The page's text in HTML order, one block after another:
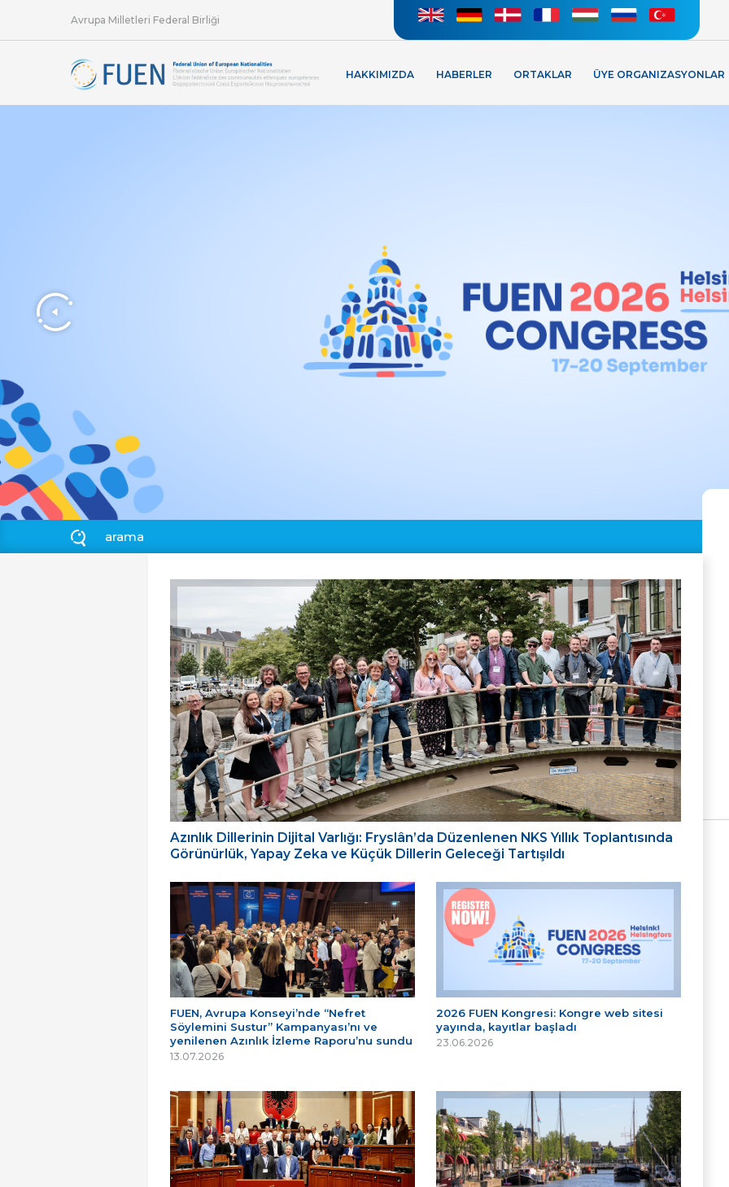
Avrupa Milletleri Federal Birliği
HAKKIMIZDA HABERLER ORTAKLAR ÜYE ORGANIZASYONLAR
Azınlık Dillerinin Dijital Varlığı: Fryslân’da Düzenlenen NKS Yıllık Toplantısında
Görünürlük, Yapay Zeka ve Küçük Dillerin Geleceği Tartışıldı
FUEN, Avrupa Konseyi’nde “Nefret
Söylemini Sustur” Kampanyası’nı ve
yenilenen Azınlık İzleme Raporu’nu sundu
13.07.2026
2026 FUEN Kongresi: Kongre web sitesi
yayında, kayıtlar başladı
23.06.2026